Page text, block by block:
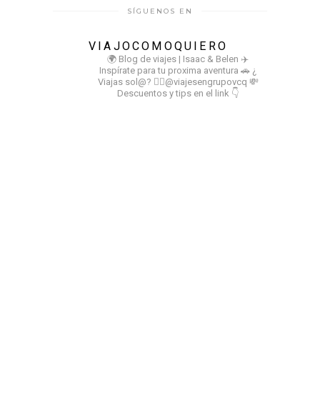
SÍGUENOS EN
VIAJOCOMOQUIERO
🌍 Blog de viajes | Isaac & Belen ✈️
Inspírate para tu proxima aventura 🚗 ¿
Viajas sol@? 👉🏻@viajesengrupovcq 💸
Descuentos y tips en el link 👇